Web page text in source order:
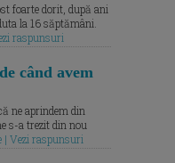
foarte dorit, după ani
la 16 săptămâni.
raspunsuri
când avem
ne aprindem din
s-a trezit din nou
| Vezi raspunsuri